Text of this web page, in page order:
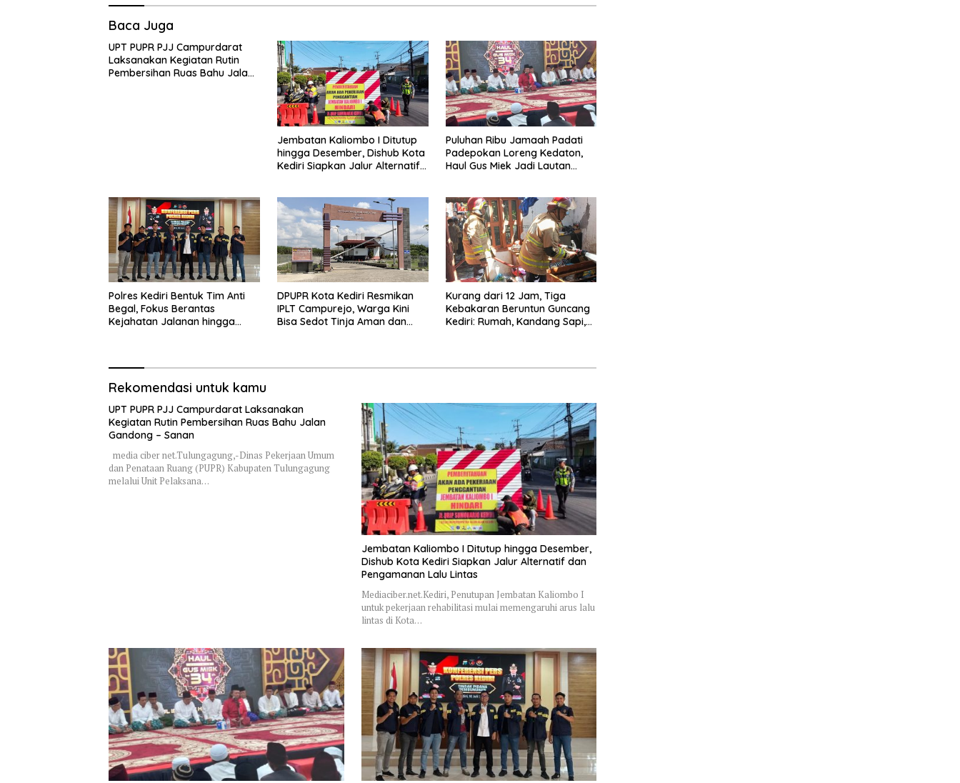
Baca Juga
UPT PUPR PJJ Campurdarat
Laksanakan Kegiatan Rutin
Pembersihan Ruas Bahu Jalan
Jembatan Kaliombo I Ditutup
hingga Desember, Dishub Kota
Kediri Siapkan Jalur Alternatif
Puluhan Ribu Jamaah Padati
Padepokan Loreng Kedaton,
Haul Gus Miek Jadi Lautan
Polres Kediri Bentuk Tim Anti
Begal, Fokus Berantas
Kejahatan Jalanan hingga
DPUPR Kota Kediri Resmikan
IPLT Campurejo, Warga Kini
Bisa Sedot Tinja Aman dan
Kurang dari 12 Jam, Tiga
Kebakaran Beruntun Guncang
Kediri: Rumah, Kandang Sapi,
Rekomendasi untuk kamu
UPT PUPR PJJ Campurdarat Laksanakan
Kegiatan Rutin Pembersihan Ruas Bahu Jalan
Gandong – Sanan
media ciber net.Tulungagung,-Dinas Pekerjaan Umum
dan Penataan Ruang (PUPR) Kabupaten Tulungagung
melalui Unit Pelaksana…
Jembatan Kaliombo I Ditutup hingga Desember,
Dishub Kota Kediri Siapkan Jalur Alternatif dan
Pengamanan Lalu Lintas
Mediaciber.net.Kediri, Penutupan Jembatan Kaliombo I
untuk pekerjaan rehabilitasi mulai memengaruhi arus lalu
lintas di Kota…